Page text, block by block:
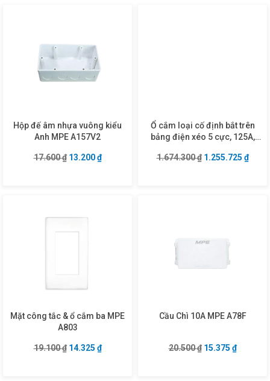
Hộp đế âm nhựa vuông kiểu
Anh MPE A157V2
17.600₫ Giá gốc là: 17.600 ₫.
13.200₫Giá hiện tại là: 13.200 ₫.
Ổ cắm loại cố định bắt trên
bảng điện xéo 5 cực, 125A,
1.674.300₫ Giá gốc là:
1.255.725 ₫Giá
Mặt công tắc & ổ cắm ba MPE
A803
19.100₫ Giá gốc là: 19.100 ₫.
14.325 ₫Giá hiện tại là: 14.325 ₫.
Cầu Chì 10A MPE A78F
20.500₫ Giá gốc là:
15.375 ₫Giá hiện